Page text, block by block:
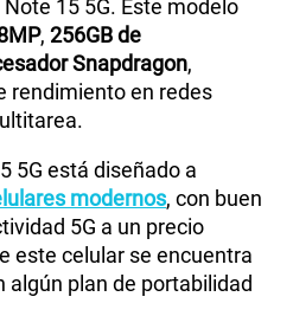
Qualcomm 6 Gen 3
15 5G. Este modelo
, 256GB de
Snapdragon,
rendimiento en redes
5G está diseñado a
modernos, con buen
5G a un precio
este celular se encuentra
algún plan de portabilidad